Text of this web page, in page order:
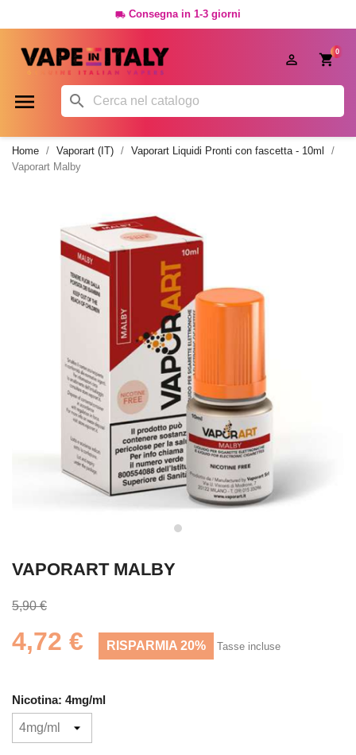
 Consegna in 1-3 giorni
0

 
Home Vaporart (IT)
Vaporart Liquidi Pronti con fascetta - 10ml
Vaporart Malby
VAPORART MALBY
5,90 €
4,72 € RISPARMIA 20% Tasse incluse
Nicotina: 4mg/ml